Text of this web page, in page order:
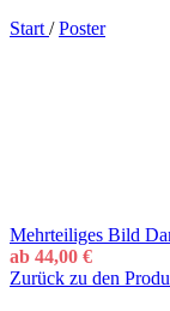
Start / Poster
Mehrteiliges Bild
ab 44,00 €
Zurück zu den